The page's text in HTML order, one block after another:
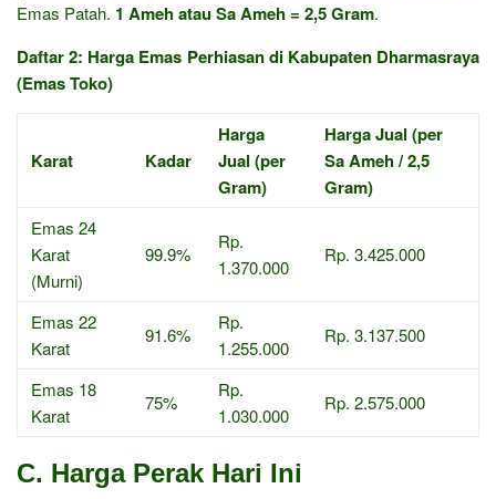
Emas Patah. 1 Ameh atau Sa Ameh = 2,5 Gram.
Daftar 2: Harga Emas Perhiasan di Kabupaten Dharmasraya
(Emas Toko)
Karat Kadar
Harga
Jual (per
Gram)
Harga Jual (per
Sa Ameh / 2,5
Gram)
Emas 24
Karat
(Murni)
99.9%
Rp.
1.370.000
Rp. 3.425.000
Emas 22
Karat
91.6%
Rp.
1.255.000
Rp. 3.137.500
Emas 18
Karat
75%
Rp.
1.030.000
Rp. 2.575.000
C. Harga Perak Hari Ini